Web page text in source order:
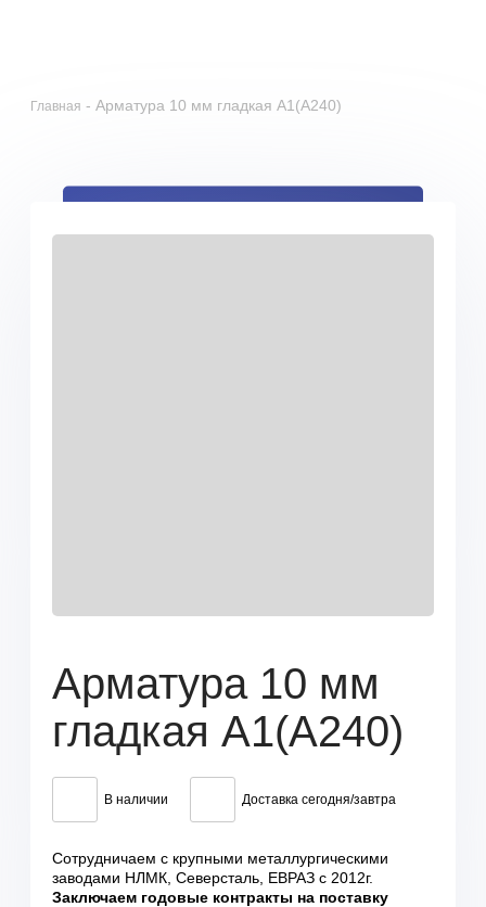
Главная - Арматура 10 мм гладкая А1(А240)
Арматура 10 мм
гладкая А1(А240)
В наличии Доставка сегодня/завтра
Сотрудничаем с крупными металлургическими
заводами НЛМК, Северсталь, ЕВРАЗ с 2012г.
Заключаем годовые контракты на поставку